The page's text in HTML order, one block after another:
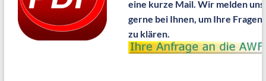
eine kurze Mail. Wir melden uns
gerne bei Ihnen, um Ihre Fragen
zu klären.